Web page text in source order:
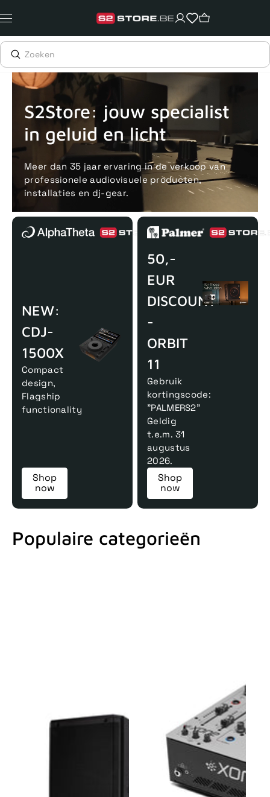
naar
content
Voor 15uur besteld, zelfde dag verstuurd Echte winkel +35
S2Store: jouw specialist
in geluid en licht
Meer dan 35 jaar ervaring in de verkoop van
professionele audiovisuele producten,
installaties en dj-gear.
NEW:
CDJ-
1500X
Compact
design,
Flagship
functionality
Shop
now
50,-
EUR
DISCOUNT
-
ORBIT
11
Gebruik
kortingscode:
"PALMERS2"
Geldig
t.e.m. 31
augustus
2026.
Shop
now
Populaire categorieën